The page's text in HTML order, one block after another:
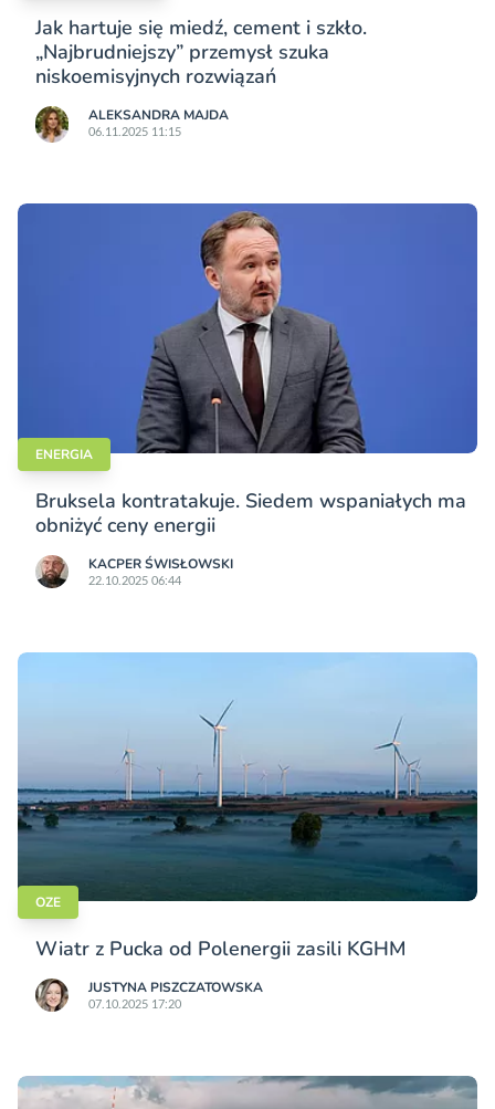
Jak hartuje się miedź, cement i szkło.
„Najbrudniejszy” przemysł szuka
niskoemisyjnych rozwiązań
ALEKSANDRA MAJDA
06.11.2025 11:15
ENERGIA
Bruksela kontratakuje. Siedem wspaniałych ma
obniżyć ceny energii
KACPER ŚWISŁO­WSKI
22.10.2025 06:44
OZE
Wiatr z Pucka od Polenergii zasili KGHM
JUSTYNA PISZCZATOWSKA
07.10.2025 17:20